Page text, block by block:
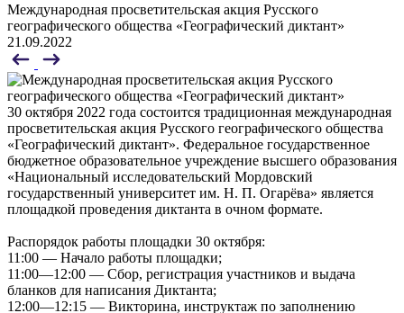
Международная просветительская акция Русского
географического общества «Географический диктант»
21.09.2022
30 октября 2022 года состоится традиционная международная
просветительская акция Русского географического общества
«Географический диктант». Федеральное государственное
бюджетное образовательное учреждение высшего образования
«Национальный исследовательский Мордовский
государственный университет им. Н. П. Огарёва» является
площадкой проведения диктанта в очном формате.
Распорядок работы площадки 30 октября:
11:00 — Начало работы площадки;
11:00—12:00 — Сбор, регистрация участников и выдача
бланков для написания Диктанта;
12:00—12:15 — Викторина, инструктаж по заполнению